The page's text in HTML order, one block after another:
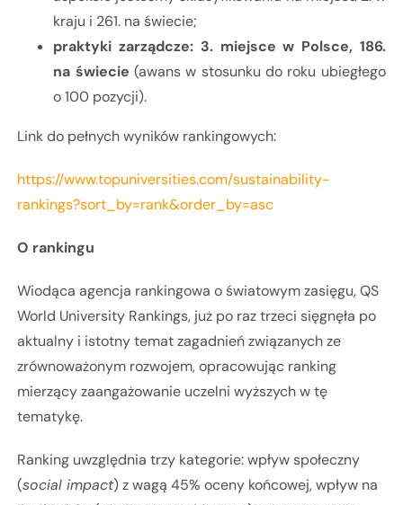
kraju i 261. na świecie;
praktyki zarządcze: 3. miejsce w Polsce, 186.
na świecie(awans w stosunku do roku ubiegłego
o 100 pozycji).
Link do pełnych wyników rankingowych:
https://www.topuniversities.com/sustainability-
rankings?sort_by=rank&order_by=asc
O rankingu
Wiodąca agencja rankingowa o światowym zasięgu, QS
World University Rankings, już po raz trzeci sięgnęła po
aktualny i istotny temat zagadnień związanych ze
zrównoważonym rozwojem, opracowując ranking
mierzący zaangażowanie uczelni wyższych w tę
tematykę.
Ranking uwzględnia trzy kategorie: wpływ społeczny
(social impact) z wagą 45% oceny końcowej, wpływ na